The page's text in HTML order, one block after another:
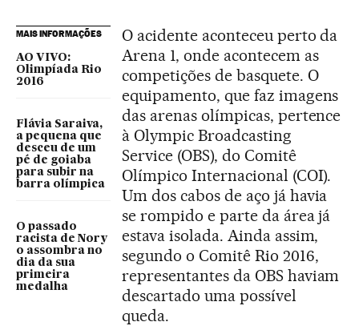
MAIS INFORMAÇÕES
AO VIVO:
Olimpíada Rio
2016
Flávia Saraiva,
a pequena que
desceu de um
pé de goiaba
para subir na
barra olímpica
O passado
racista de Nory
o assombra no
dia da sua
primeira
medalha
O acidente aconteceu perto da
Arena 1, onde acontecem as
competições de basquete. O
equipamento, que faz imagens
das arenas olímpicas, pertence
à Olympic Broadcasting
Service (OBS), do Comitê
Olímpico Internacional (COI).
Um dos cabos de aço já havia
se rompido e parte da área já
estava isolada. Ainda assim,
segundo o Comitê Rio 2016,
representantes da OBS haviam
descartado uma possível
queda.